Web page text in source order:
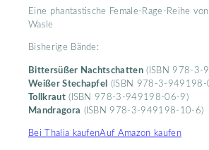
Eine phantastische Female-Rage-Reihe
Wasle
Bisherige Bände:
Bittersüßer Nachtschatten (ISBN 978-3-
Weißer Stechapfel (ISBN 978-3-949198-
Tollkraut(ISBN 978-3-949198-06-9)
Mandragora (ISBN 978-3-949198-10-6)
Bei Thalia kaufenAuf Amazon kaufen